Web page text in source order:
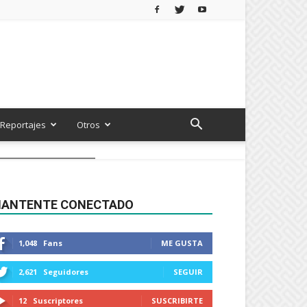
Reportajes Otros
CONECTADO
1,048 Fans ME GUSTA
2,621 Seguidores SEGUIR
12 Suscriptores SUSCRIBIRTE